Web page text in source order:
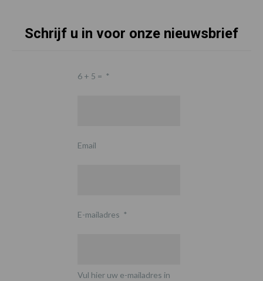
Schrijf u in voor onze nieuwsbrief
6 + 5 = *
Email
E-mailadres *
Vul hier uw e-mailadres in